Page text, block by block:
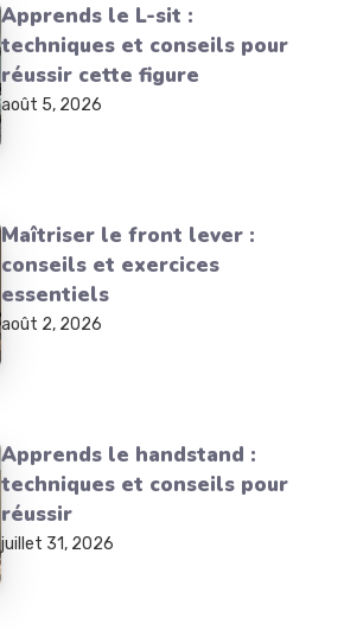
Apprends le L-sit :
techniques et conseils pour
réussir cette figure
août 5, 2026
Maîtriser le front lever :
conseils et exercices
essentiels
août 2, 2026
Apprends le handstand :
techniques et conseils pour
réussir
juillet 31, 2026